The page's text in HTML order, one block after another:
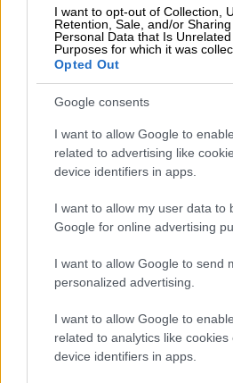
I want to opt-out of Collection,
Retention, Sale, and/or
Personal Data that Is
Purposes for which it was
Opted Out
Google consents
I want to allow Google to
related to advertising like
device identifiers in apps.
I want to allow my user data to
Google for online advertising
I want to allow Google to send
personalized advertising.
I want to allow Google to
related to analytics like cookies
device identifiers in apps.
View this post on
Ωστόσο, ο οίκος
ανάπτυξη σε σύγκριση με
ομίλου. Το «Women's Wear